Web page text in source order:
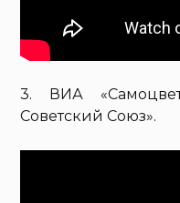
3. ВИА
Советский Союз».